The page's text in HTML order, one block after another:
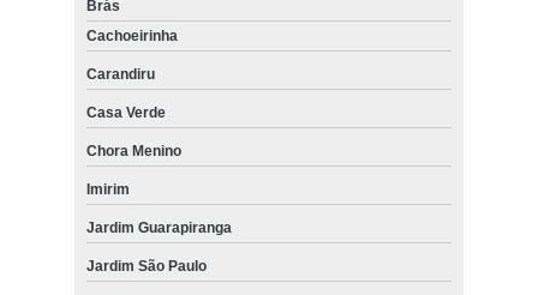
Brás
Cachoeirinha
Carandiru
Casa Verde
Chora Menino
Imirim
Jardim Guarapiranga
Jardim São Paulo